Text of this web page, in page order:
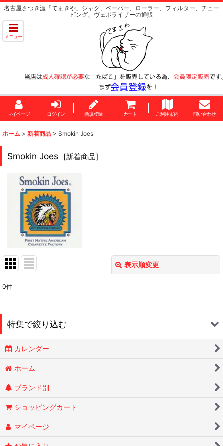
名古屋さつき濃「てまきや」シャグ、ペーパー、ローラー、フィルター、チュー
ビング、ヴェポライザーの通販
メニュー
マイページ ログイン 新規登録 カート ご利用案内 問い合わせ
ホーム > 新着商品 > Smokin Joes
Smokin Joes [新着商品]
表示順変更
0件
特集で絞り込む
ESSENZE
カレンダー
ホーム
ブランド別
ショッピングカート
マイページ